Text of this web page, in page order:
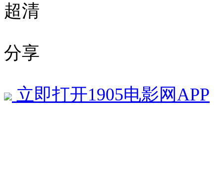
超清
分享
立即打开1905电影网APP